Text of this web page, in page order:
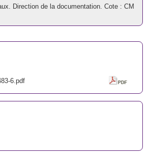
Direction de la documentation. Cote : CM
6.pdf